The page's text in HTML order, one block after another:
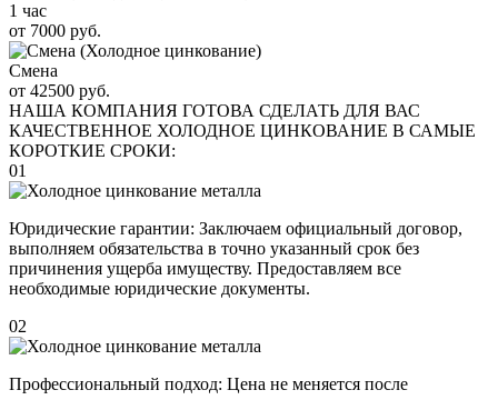
1 час
от 7000 руб.
Смена
от 42500 руб.
НАША КОМПАНИЯ ГОТОВА СДЕЛАТЬ ДЛЯ ВАС
КАЧЕСТВЕННОЕ ХОЛОДНОЕ ЦИНКОВАНИЕ В САМЫЕ
КОРОТКИЕ СРОКИ:
01
Юридические гарантии: Заключаем официальный договор,
выполняем обязательства в точно указанный срок без
причинения ущерба имуществу. Предоставляем все
необходимые юридические документы.
02
Профессиональный подход: Цена не меняется после